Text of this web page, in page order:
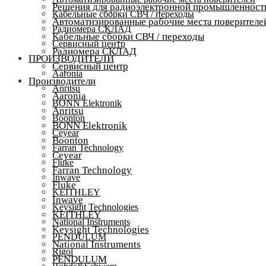
Кабельные сборки СВЧ / переходы
Радиомера СКЛАД
Сервисный центр
ПРОИЗВОДИТЕЛИ
Aaronia
Anritsu
BONN Elektronik
Boonton
Ceyear
Farran Technology
Fluke
Inwave
KEITHLEY
Keysight Technologies
National Instruments
PENDULUM
Rigol
Решения для радиоэлектронной
Автоматизированные рабочие места
Кабельные сборки СВЧ / переходы
Радиомера СКЛАД
Сервисный центр
Производители
Aaronia
Anritsu
BONN Elektronik
Boonton
Ceyear
Farran Technology
Fluke
Inwave
KEITHLEY
Keysight Technologies
National Instruments
PENDULUM